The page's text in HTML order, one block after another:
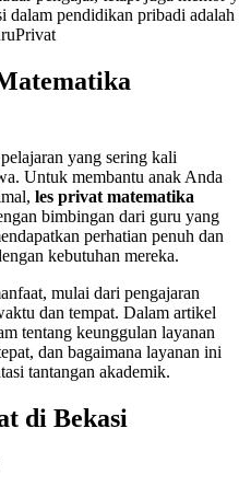
dalam pendidikan pribadi
yang sering kali
Untuk membantu anak Anda
les privat matematika
bimbingan dari guru yang
perhatian penuh dan
kebutuhan mereka.
mulai dari pengajaran
dan tempat. Dalam artikel
tentang keunggulan layanan
dan bagaimana layanan ini
tantangan akademik.
di Bekasi